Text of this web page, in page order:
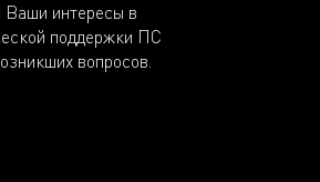
Ваши интересы в
поддержки ПС
вопросов.